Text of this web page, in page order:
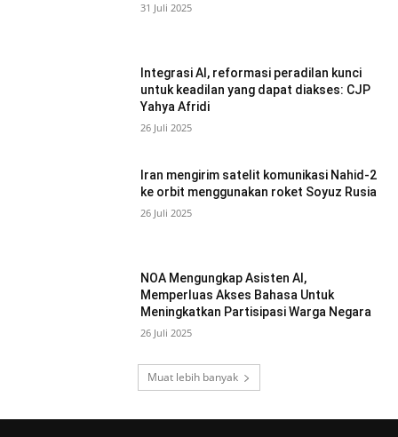
31 Juli 2025
Integrasi AI, reformasi peradilan kunci
untuk keadilan yang dapat diakses: CJP
Yahya Afridi
26 Juli 2025
Iran mengirim satelit komunikasi Nahid-2
ke orbit menggunakan roket Soyuz Rusia
26 Juli 2025
NOA Mengungkap Asisten AI,
Memperluas Akses Bahasa Untuk
Meningkatkan Partisipasi Warga Negara
26 Juli 2025
Muat lebih banyak